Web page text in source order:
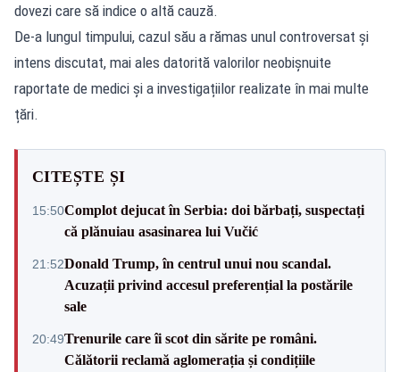
dovezi care să indice o altă cauză.
De-a lungul timpului, cazul său a rămas unul controversat și
intens discutat, mai ales datorită valorilor neobișnuite
raportate de medici și a investigațiilor realizate în mai multe
țări.
CITEȘTE ȘI
15:50Complot dejucat în Serbia: doi bărbați, suspectați
că plănuiau asasinarea lui Vučić
21:52Donald Trump, în centrul unui nou scandal.
Acuzații privind accesul preferențial la postările
sale
20:49Trenurile care îi scot din sărite pe români.
Călătorii reclamă aglomerația și condițiile